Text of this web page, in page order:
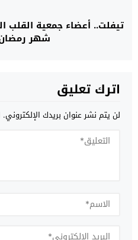
تيفلت.. أعضاء جمعية القلب
شهر رمضان
اترك تعليق
لن يتم نشر عنوان بريدك الإلكتروني.